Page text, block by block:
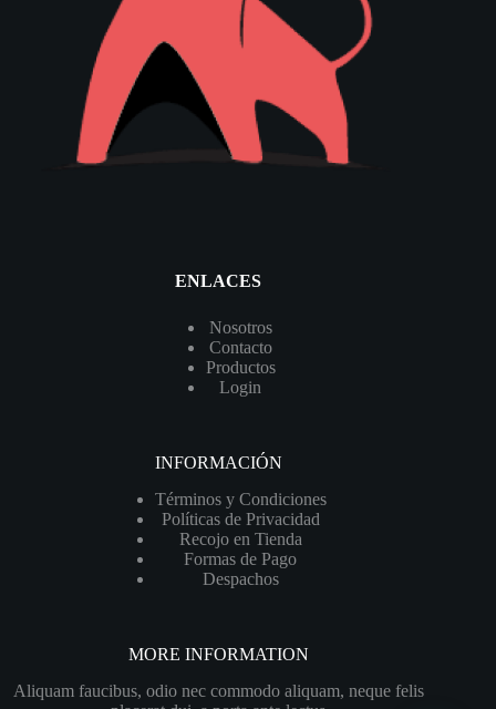
ENLACES
Nosotros
Contacto
Productos
Login
INFORMACIÓN
Términos y Condiciones
Políticas de Privacidad
Recojo en Tienda
Formas de Pago
Despachos
MORE INFORMATION
Aliquam faucibus, odio nec commodo aliquam, neque felis